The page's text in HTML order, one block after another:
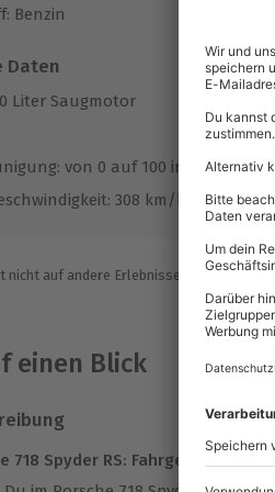
Benzin
Daten
Liter Saugmotor
von 0 auf 100 in 3 sek.
308 km/h
nicht auf andere Erlebnisse bei der
einen Blick
718 Spyder RS: Fahrgefühl pur